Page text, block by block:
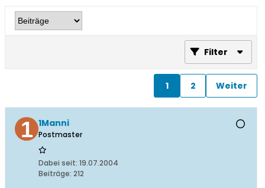
Filter
1 2 Weiter
1Manni
Postmaster
Dabei seit: 19.07.2004
Beiträge: 212